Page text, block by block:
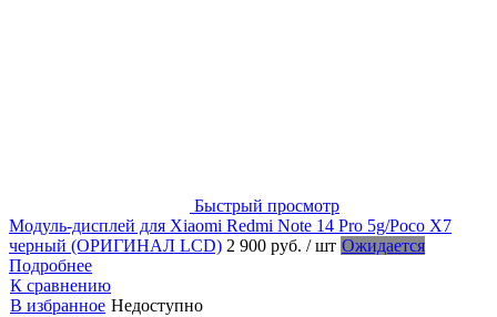
Быстрый просмотр
Модуль-дисплей для Xiaomi Redmi Note 14 Pro 5g/Poco X7
черный (ОРИГИНАЛ LCD) 2 900 руб. / шт Ожидается
Подробнее
К сравнению
В избранное Недоступно